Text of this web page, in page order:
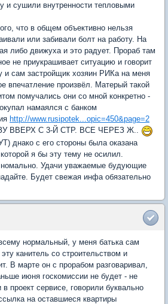
и сушили внутренности тепловыми
что в общем объективно нельзя
или забивали болт на работу. На
либо движуха и это радует. Прораб там
не приукрашивает ситуацию и говорит
и сам застройщик хозяин РИКа на меня
впечатление произвёл. Матерый такой
помучались они со мной конкретно -
намаялся с банком
http://www.rusipotek...opic=450&page=2
ВВЕРХ С 3-Й СТР. ВСЕ ЧЕРЕЗ Ж..
с его стороны была оказана
я бы эту тему не осилил.
Удачи уважаемые будующие
Будет свежая инфа обязательно
нормальный, у меня батька сам
канитель со строительством и
В марте он с прорабом разговаривал,
июня госкомиссии не будет - не
проект сервисе, говорили буквально
на оставшиеся квартиры